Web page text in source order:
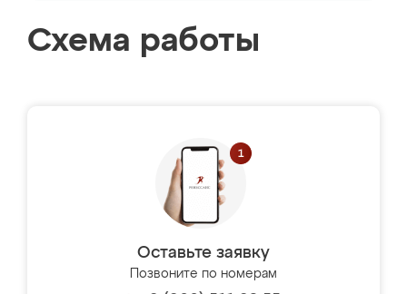
Схема работы
Оставьте заявку
Позвоните по номерам